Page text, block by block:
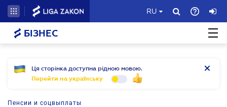
RU
БІЗНЕС
Ця сторінка доступна рідною мовою.
Перейти на українську
Пенсии и соцвыплаты